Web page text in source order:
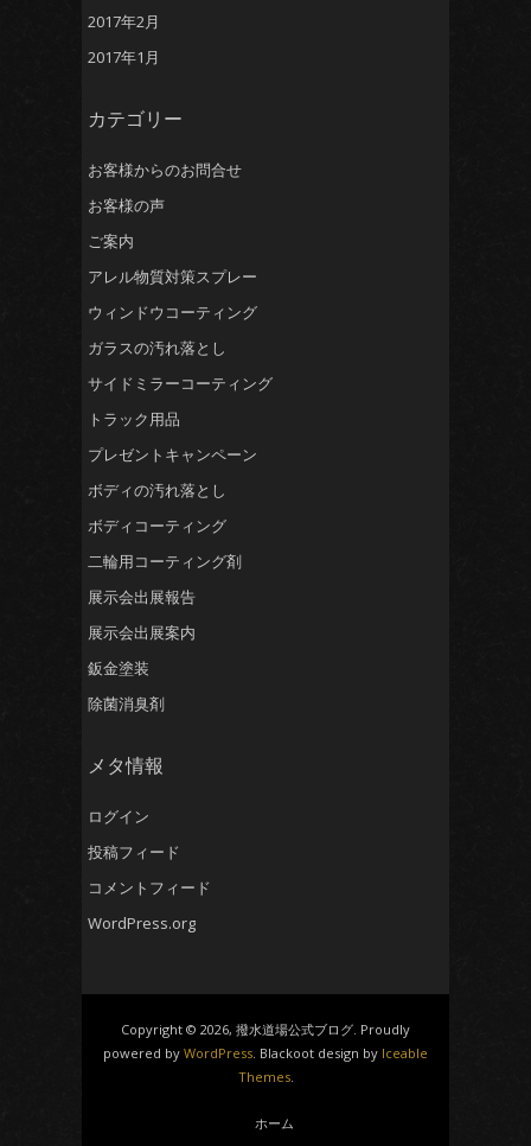
2017年2月
2017年1月
カテゴリー
お客様からのお問合せ
お客様の声
ご案内
アレル物質対策スプレー
ウィンドウコーティング
ガラスの汚れ落とし
サイドミラーコーティング
トラック用品
プレゼントキャンペーン
ボディの汚れ落とし
ボディコーティング
二輪用コーティング剤
展示会出展報告
展示会出展案内
鈑金塗装
除菌消臭剤
メタ情報
ログイン
投稿フィード
コメントフィード
WordPress.org
Copyright © 2026, 撥水道場公式ブログ. Proudly
powered by WordPress. Blackoot design by Iceable
Themes.
ホーム